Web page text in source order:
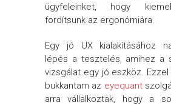
ügyfeleinket, hogy
fordítsunk az ergonómiára.
Egy jó UX kialakításához
lépés a tesztelés, amihez a
vizsgálat egy jó eszköz.
bukkantam az eyequant
arra vállalkoztak, hogy a